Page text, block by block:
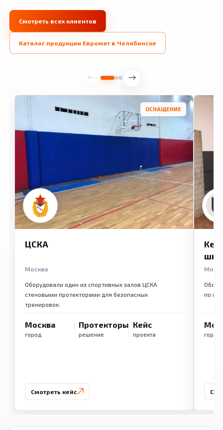
Смотреть всех клиентов
Каталог продукции Евромат в Челябинске
ОСНАЩЕНИЕ
ЦСКА
Москва
Оборудовали один из спортивных залов ЦСКА
стеновыми протекторами для безопасных
тренировок.
Москва
город
Протекторы
решение
Кейс
проекта
Смотреть кейс
по
город